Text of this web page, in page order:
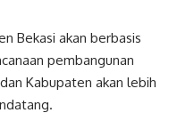
Bekasi akan berbasis
pembangunan
Kabupaten akan lebih